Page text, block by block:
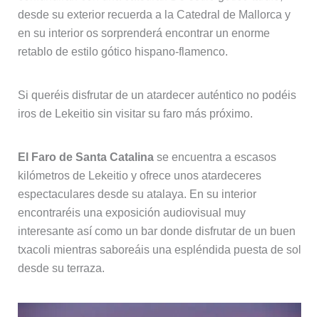
desde su exterior recuerda a la Catedral de Mallorca y
en su interior os sorprenderá encontrar un enorme
retablo de estilo gótico hispano-flamenco.
Si queréis disfrutar de un atardecer auténtico no podéis
iros de Lekeitio sin visitar su faro más próximo.
El Faro de Santa Catalinase encuentra a escasos
kilómetros de Lekeitio y ofrece unos atardeceres
espectaculares desde su atalaya. En su interior
encontraréis una exposición audiovisual muy
interesante así como un bar donde disfrutar de un buen
txacoli mientras saboreáis una espléndida puesta de sol
desde su terraza.